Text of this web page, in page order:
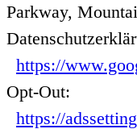
Parkway,
https://
Opt-Out:
https://